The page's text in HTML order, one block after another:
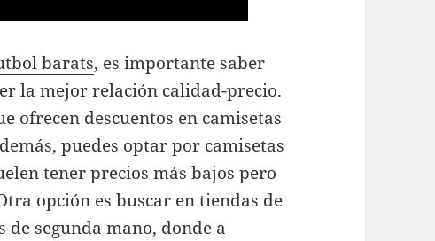
barats, es importante saber
la mejor relación calidad-precio.
ofrecen descuentos en camisetas
puedes optar por camisetas
tener precios más bajos pero
opción es buscar en tiendas de
segunda mano, donde a